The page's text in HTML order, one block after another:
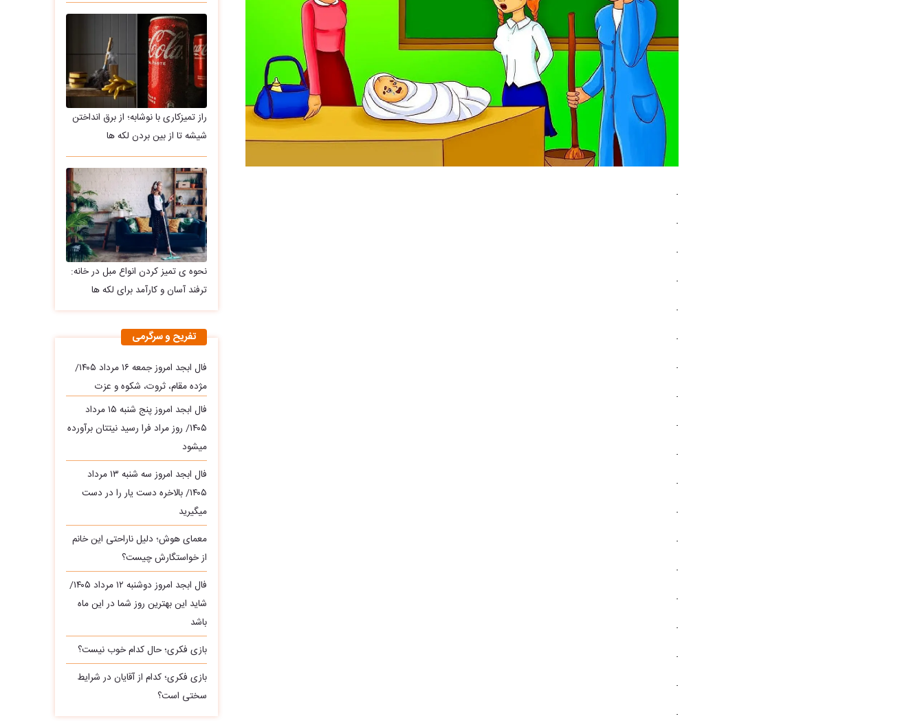
.
.
.
.
.
.
.
.
.
.
.
.
.
.
.
.
.
.
.
راز تمیزکاری با نوشابه؛ از برق انداختن
شیشه تا از بین بردن لکه ها
نحوه ی تمیز کردن انواع مبل در خانه:
ترفند آسان و کارآمد برای لکه ها
تفریح و سرگرمی
فال ابجد امروز جمعه ۱۶ مرداد ۱۴۰۵/
مژده مقام، ثروت، شکوه و عزت
فال ابجد امروز پنج شنبه ۱۵ مرداد
۱۴۰۵/ روز مراد فرا رسید نیتتان برآورده
میشود
فال ابجد امروز سه‌ شنبه ۱۳ مرداد
۱۴۰۵/ بالاخره دست یار را در دست
میگیرید
معمای هوش؛ دلیل ناراحتی این خانم
از خواستگارش چیست؟
فال ابجد امروز دوشنبه ۱۲ مرداد ۱۴۰۵/
شاید این بهترین روز شما در این ماه
باشد
بازی فکری؛ حال کدام خوب نیست؟
بازی فکری؛ کدام از آقایان در شرایط
سختی است؟